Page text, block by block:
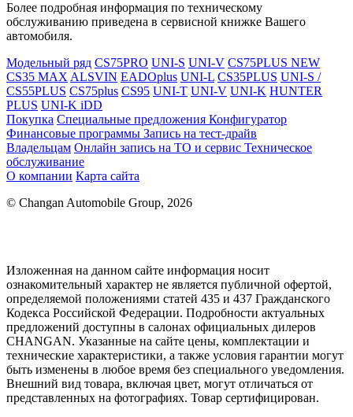
Более подробная информация по техническому
обслуживанию приведена в сервисной книжке Вашего
автомобиля.
Модельный ряд CS75PRO UNI-S UNI-V CS75PLUS NEW
CS35 MAX ALSVIN EADOplus UNI-L CS35PLUS UNI-S /
CS55PLUS CS75plus CS95 UNI-T UNI-V UNI-K HUNTER
PLUS UNI-K iDD
Покупка Специальные предложения Конфигуратор
Финансовые программы Запись на тест-драйв
Владельцам Онлайн запись на ТО и сервис Техническое
обслуживание
О компании Карта сайта
© Changan Automobile Group, 2026
Изложенная на данном сайте информация носит
ознакомительный характер не является публичной офертой,
определяемой положениями статей 435 и 437 Гражданского
Кодекса Российской Федерации. Подробности актуальных
предложений доступны в салонах официальных дилеров
CHANGAN. Указанные на сайте цены, комплектации и
технические характеристики, а также условия гарантии могут
быть изменены в любое время без специального уведомления.
Внешний вид товара, включая цвет, могут отличаться от
представленных на фотографиях. Товар сертифицирован.